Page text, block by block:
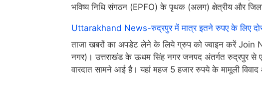
भविष्य निधि संगठन (EPFO) के पृथक (अलग) क्षेत्रीय और जिला
Uttarakhand News-रुद्रपुर में मात्र इतने रुपए के लिए
ताजा खबरों का अपडेट लेने के लिये ग्रुप को ज्वाइन करें
नगर)। उत्तराखंड के ऊधम सिंह नगर जनपद अंतर्गत रुद्रपुर से
वारदात सामने आई है। यहां महज 5 हजार रुपये के मामूली